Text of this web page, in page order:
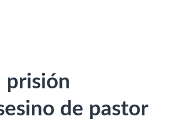
prisión
de pastor